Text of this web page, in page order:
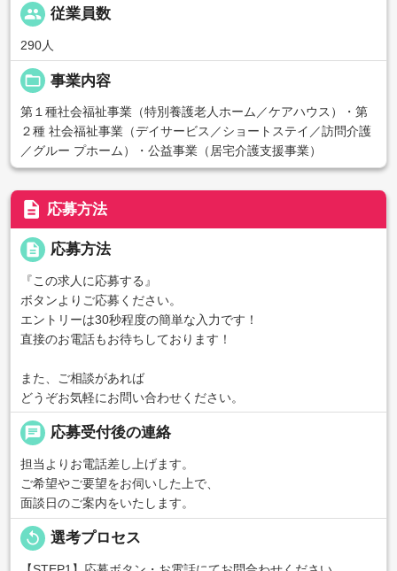
people 従業員数
290人
folder_open 事業内容
第１種社会福祉事業（特別養護老人ホーム／ケアハウス）・第
２種 社会福祉事業（デイサービス／ショートステイ／訪問介護
／グルー プホーム）・公益事業（居宅介護支援事業）
description 応募方法
description 応募方法
『この求人に応募する』
ボタンよりご応募ください。
エントリーは30秒程度の簡単な入力です！
直接のお電話もお待ちしております！
また、ご相談があれば
どうぞお気軽にお問い合わせください。
chat 応募受付後の連絡
担当よりお電話差し上げます。
ご希望やご要望をお伺いした上で、
面談日のご案内をいたします。
replay 選考プロセス